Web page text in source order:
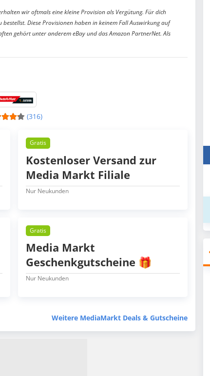
wir oftmals eine kleine Provision als Vergütung. Für dich
Diese Provisionen haben in keinem Fall Auswirkung auf
gehört unter anderem eBay und das Amazon PartnerNet. Als
(316)
Gratis
Kostenloser Versand zur
Media Markt Filiale
Nur Neukunden
Gratis
Media Markt
Geschenkgutscheine 🎁
Nur Neukunden
Weitere MediaMarkt Deals & Gutscheine